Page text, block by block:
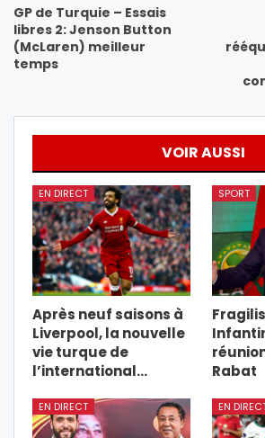
GP de Turquie – Essais
libres 2: Jenson Button
(McLaren) meilleur
temps
VOIR AUSSI
EN DIRECT
Après neuf saisons à
Liverpool, la nouvelle
vie turque de
l’international…
SPORT
Rabat
EN DIRECT EN